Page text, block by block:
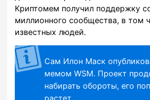
Криптомем получил поддержку
миллионного сообщества, в том
известных людей.
Сам Илон Маск
мемом WSM. Проект
набирать обороты, его